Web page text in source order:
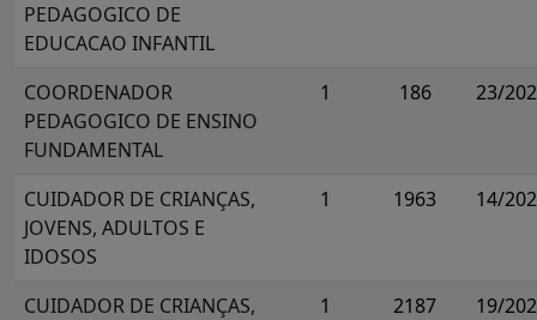
PEDAGOGICO DE
EDUCACAO INFANTIL
COORDENADOR
PEDAGOGICO DE ENSINO
FUNDAMENTAL
1 186 23/
CUIDADOR DE CRIANÇAS,
JOVENS, ADULTOS E
IDOSOS
1 1963 14/
CUIDADOR DE CRIANÇAS,
1 2187 19/